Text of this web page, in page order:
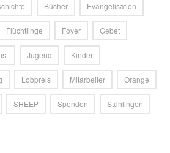
Bücher Evangelisation
Flüchtlinge Foyer Gebet
Jugend Kinder
Lobpreis Mitarbeiter Orange
SHEEP Spenden Stühlingen